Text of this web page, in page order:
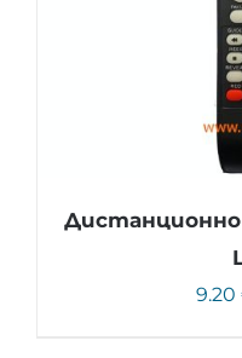
Дистанционно
9.20